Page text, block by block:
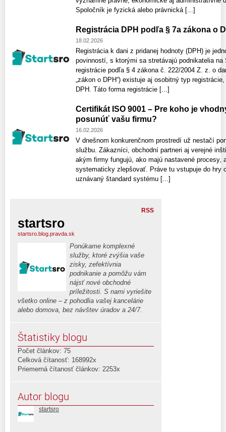
Spoločník je fyzická alebo právnická [...]
Registrácia DPH podľa § 7a zákona o
18.02.2026
Registrácia k dani z pridanej hodnoty (DPH) je
povinností, s ktorými sa stretávajú podnikatelia na
registrácie podľa § 4 zákona č. 222/2004 Z. z. o
„zákon o DPH“) existuje aj osobitný typ
DPH. Táto forma registrácie [...]
Certifikát ISO 9001 – Pre koho je
posunúť vašu firmu?
16.02.2026
V dnešnom konkurenčnom prostredí už nestačí
službu. Zákazníci, obchodní partneri aj verejné
akým firmy fungujú, ako majú nastavené procesy,
systematicky zlepšovať. Práve tu vstupuje do hry
uznávaný štandard systému [...]
RSS
startsro
startsro.blog.pravda.sk
Ponúkame komplexné
služby, ktoré zvýšia vaše
zisky, zefektívnia
podnikanie a pomôžu vám
nájsť nové obchodné
príležitosti. S nami vyriešite
všetko online – z pohodlia vašej kancelárie
alebo domova, bez návštev úradov a 24/7.
Štatistiky blogu
Počet článkov: 75
Celková čítanosť: 168992x
Priemerná čítanosť článkov: 2253x
Autor blogu
startsro